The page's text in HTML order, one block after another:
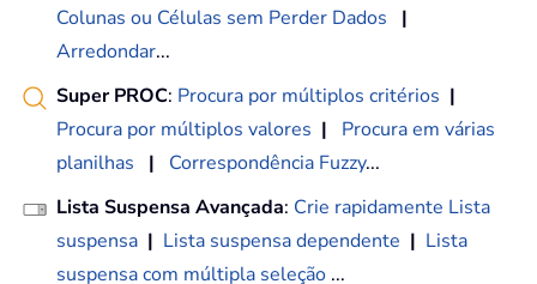
Colunas ou Células sem Perder Dados
|
Arredondar...
Super PROC: Procura por múltiplos critérios |
Procura por múltiplos valores |
Procura em várias
planilhas
| Correspondência Fuzzy...
Lista Suspensa Avançada: Crie rapidamente Lista
suspensa | Lista suspensa dependente | Lista
suspensa com múltipla seleção ...